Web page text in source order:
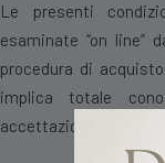
Le presenti
esaminate “on line”
procedura di
implica totale
accettazione.